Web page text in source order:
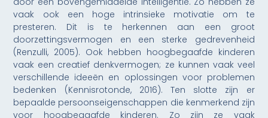
vaak ook een hoge intrinsieke motivatie om te
presteren. Dit is te herkennen aan een groot
doorzettingsvermogen en een sterke gedrevenheid
(Renzulli, 2005). Ook hebben hoogbegaafde kinderen
vaak een creatief denkvermogen; ze kunnen vaak veel
verschillende ideeën en oplossingen voor problemen
bedenken (Kennisrotonde, 2016). Ten slotte zijn er
bepaalde persoonseigenschappen die kenmerkend zijn
voor hoogbegaafde kinderen. Zo zijn ze vaak